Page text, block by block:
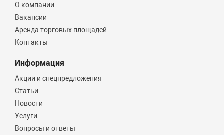
О компании
Вакансии
Аренда торговых площадей
Контакты
Информация
Акции и спецпредложения
Статьи
Новости
Услуги
Вопросы и ответы